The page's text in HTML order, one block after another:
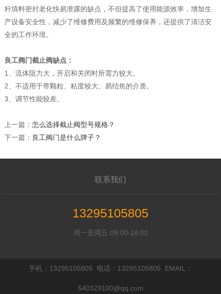
杆填料密封老化快易泄露的缺点，不但提高了使用能源效率，增加生
产设备安全性，减少了维修费用及频繁的维修保养，还提供了清洁安
全的工作环境。
良工阀门截止阀缺点：
1、流体阻力大，开启和关闭时所需力较大。
2、不适用于带颗粒、粘度较大、易结焦的介质。
3、调节性能较差。
上一篇： 怎么选择截止阀型号规格？
下一篇： 良工阀门是什么牌子？
联系我们
13295105805
周一至周五 09:00-18:00
手机：13295105805 电话：13295105805 EMAIL：
540329100@qq.com